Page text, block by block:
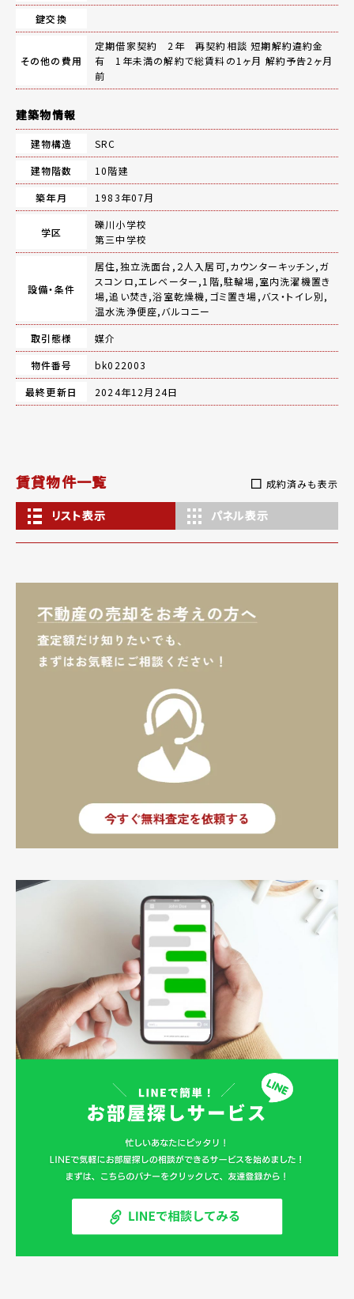
鍵交換
その他の費用
定期借家契約 2年 再契約相談 短期解約違約金
有 1年未満の解約で総賃料の1ヶ月 解約予告2ヶ月
前
建築物情報
建物構造
SRC
建物階数
10階建
築年月
1983年07月
学区
礫川小学校
第三中学校
設備・条件
居住,独立洗面台,２人入居可,カウンターキッチン,ガ
スコンロ,エレベーター,1階,駐輪場,室内洗濯機置き
場,追い焚き,浴室乾燥機,ゴミ置き場,バス・トイレ別,
温水洗浄便座,バルコニー
取引態様
媒介
物件番号
bk022003
最終更新日
2024年12月24日
賃貸物件一覧 成約済みも表示
リスト表示 パネル表示